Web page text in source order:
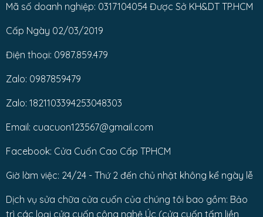
Mã số doanh nghiệp: 0317104054 Được Sở KH&DT TP.HCM
Cấp Ngày 02/03/2019
Điện thoại: 0987.859.479
Zalo: 0987859479
Zalo: 1821103394253048303
Email: cuacuon123567@gmail.com
Facebook: Cửa Cuốn Cao Cấp TPHCM
Giờ làm việc: 24/24 - Thứ 2 đến chủ nhật không kể ngày lễ
Dịch vụ sửa chữa cửa cuốn của chúng tôi bao gồm: Bảo
trì các loại cửa cuốn công nghệ Úc (cửa cuốn tấm liền